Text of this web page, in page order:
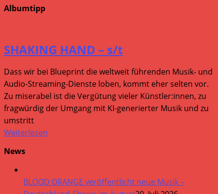
Albumtipp
SHAKING HAND – s/t
Dass wir bei Blueprint die weltweit führenden Musik- und
Audio-Streaming-Dienste loben, kommt eher selten vor.
Zu miserabel ist die Vergütung vieler Künstler:innen, zu
fragwürdig der Umgang mit KI-generierter Musik und zu
umstritt
Weiterlesen
News
BLOOD ORANGE veröffentlicht neue Musik –